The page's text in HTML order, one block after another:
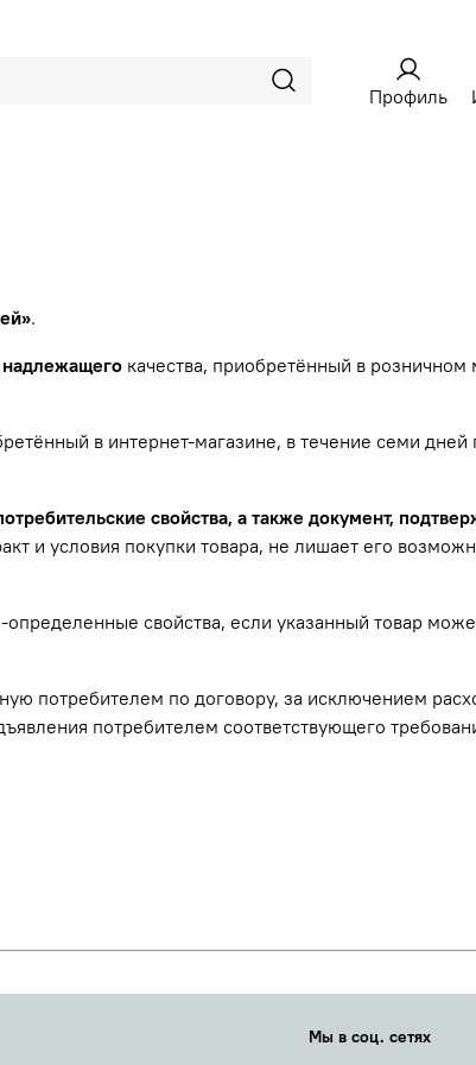
Профиль
.
надлежащего качества, приобретённый в розничном
в интернет-магазине, в течение семи дней
свойства, а также документ,
и условия покупки товара, не лишает его
свойства, если указанный товар
потребителем по договору, за исключением
потребителем соответствующего
Мы в соц. сетях